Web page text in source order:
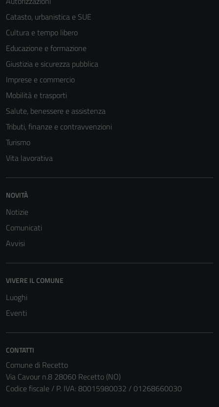
Catasto, urbanistica e SUE
Cultura e tempo libero
Educazione e formazione
Giustizia e sicurezza pubblica
Imprese e commercio
Mobilità e trasporti
Salute, benessere e assistenza
Tributi, finanze e contravvenzioni
Turismo
Vita lavorativa
NOVITÀ
Notizie
Comunicati
Avvisi
VIVERE IL COMUNE
Luoghi
Eventi
CONTATTI
Comune di Recetto
Via Cavour n.8 28060 Recetto (NO)
Codice fiscale / P. IVA: 80015980032 / 01268660030